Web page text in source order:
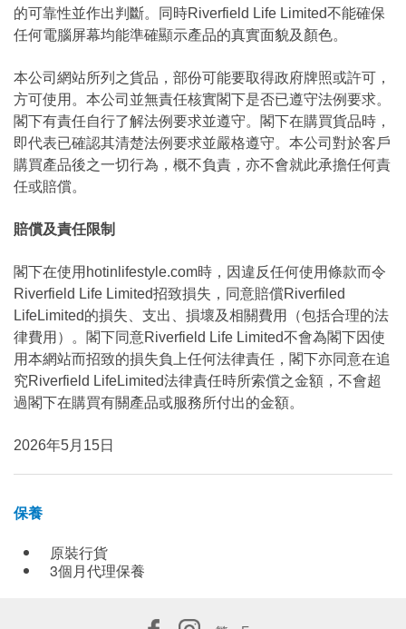
的可靠性並作出判斷。同時Riverfield Life Limited不能確保
任何電腦屏幕均能準確顯示產品的真實面貌及顏色。
本公司網站所列之貨品，部份可能要取得政府牌照或許可，
方可使用。本公司並無責任核實閣下是否已遵守法例要求。
閣下有責任自行了解法例要求並遵守。閣下在購買貨品時，
即代表已確認其清楚法例要求並嚴格遵守。本公司對於客戶
購買產品後之一切行為，概不負責，亦不會就此承擔任何責
任或賠償。
賠償及責任限制
閣下在使用hotinlifestyle.com時，因違反任何使用條款而令
Riverfield Life Limited招致損失，同意賠償Riverfiled
LifeLimited的損失、支出、損壞及相關費用（包括合理的法
律費用）。閣下同意Riverfield Life Limited不會為閣下因使
用本網站而招致的損失負上任何法律責任，閣下亦同意在追
究Riverfield LifeLimited法律責任時所索償之金額，不會超
過閣下在購買有關產品或服務所付出的金額。
2026年5月15日
保養
原裝行貨
3個月代理保養